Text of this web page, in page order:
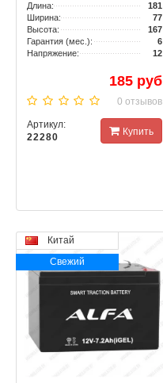
Длина:
181
Ширина:
77
Высота:
167
Гарантия (мес.):
6
Напряжение:
12
185 руб
0 отзывов
Артикул:
22280
Купить
Китай
Свежий